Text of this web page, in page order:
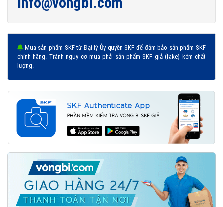
Mua sản phẩm SKF từ Đại lý Ủy quyền SKF để đảm bảo sản phẩm SKF
chính hãng. Tránh nguy cơ mua phải sản phẩm SKF giả (fake) kém chất
lượng.